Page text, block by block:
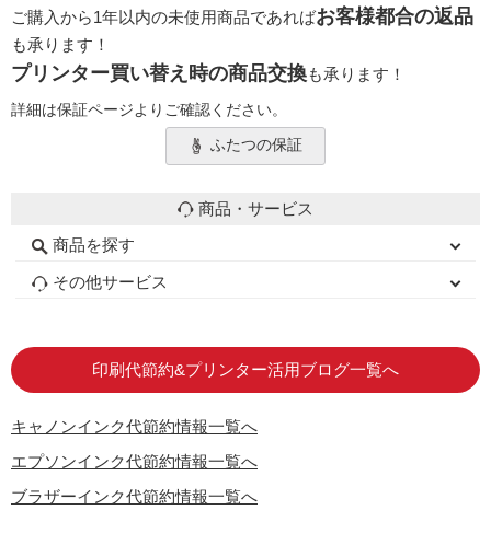
ご購入から1年以内の未使用商品であればお客様都合の返品
も承ります！
プリンター買い替え時の商品交換も承ります！
詳細は保証ページよりご確認ください。
ふたつの保証
商品・サービス
商品を探す
初心者用セット
キャノンインク
エプソンインク
ブラザーインク
詰め替えインク
互換インクボトル
互換インクカートリッジ
再生インクカートリッジ
トナーカートリッジ
その他サービス
印刷代節約&プリンター活用ブログ一覧へ
キャノンインク代節約情報一覧へ
エプソンインク代節約情報一覧へ
ブラザーインク代節約情報一覧へ